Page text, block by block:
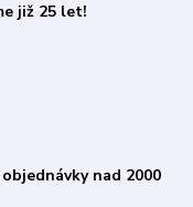
již 25 let!
nad 2000